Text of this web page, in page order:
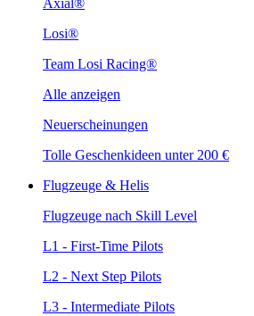
Axial®
Losi®
Team Losi Racing®
Alle anzeigen
Neuerscheinungen
Tolle Geschenkideen unter 200 €
Flugzeuge & Helis
Flugzeuge nach Skill Level
L1 - First-Time Pilots
L2 - Next Step Pilots
L3 - Intermediate Pilots